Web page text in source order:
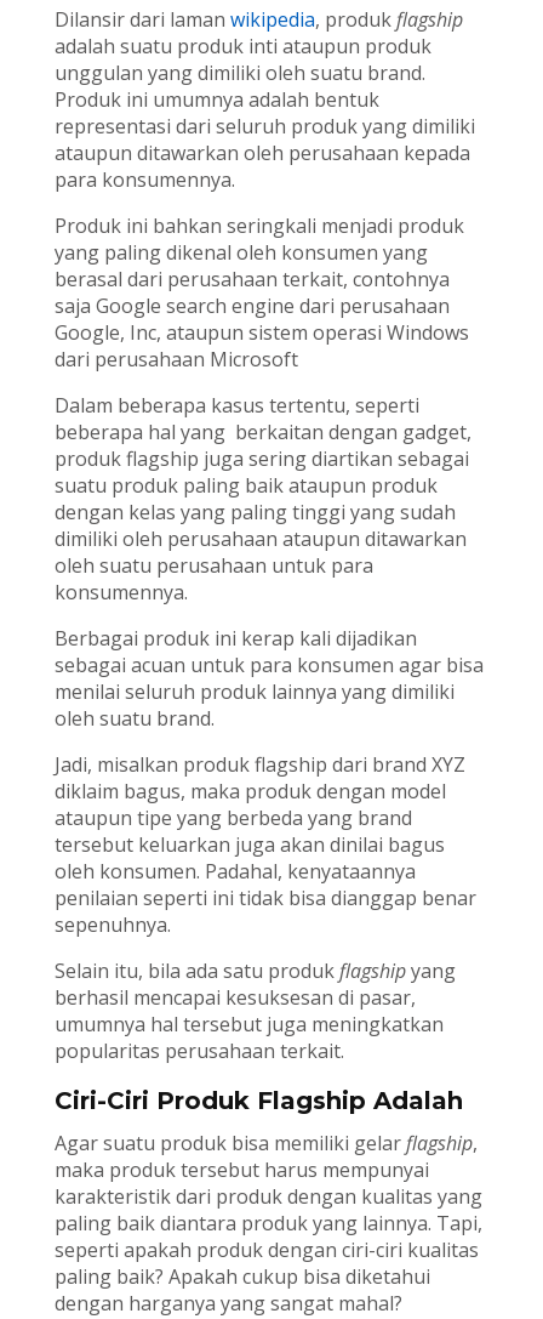
Dilansir dari laman wikipedia, produkflagship
adalah suatu produk inti ataupun produk
unggulan yang dimiliki oleh suatu brand.
Produk ini umumnya adalah bentuk
representasi dari seluruh produk yang dimiliki
ataupun ditawarkan oleh perusahaan kepada
para konsumennya.
Produk ini bahkan seringkali menjadi produk
yang paling dikenal oleh konsumen yang
berasal dari perusahaan terkait, contohnya
saja Google search engine dari perusahaan
Google, Inc, ataupun sistem operasi Windows
dari perusahaan Microsoft
Dalam beberapa kasus tertentu, seperti
beberapa hal yang berkaitan dengan gadget,
produk flagship juga sering diartikan sebagai
suatu produk paling baik ataupun produk
dengan kelas yang paling tinggi yang sudah
dimiliki oleh perusahaan ataupun ditawarkan
oleh suatu perusahaan untuk para
konsumennya.
Berbagai produk ini kerap kali dijadikan
sebagai acuan untuk para konsumen agar bisa
menilai seluruh produk lainnya yang dimiliki
oleh suatu brand.
Jadi, misalkan produk flagship dari brand XYZ
diklaim bagus, maka produk dengan model
ataupun tipe yang berbeda yang brand
tersebut keluarkan juga akan dinilai bagus
oleh konsumen. Padahal, kenyataannya
penilaian seperti ini tidak bisa dianggap benar
sepenuhnya.
Selain itu, bila ada satu produkflagshipyang
berhasil mencapai kesuksesan di pasar,
umumnya hal tersebut juga meningkatkan
popularitas perusahaan terkait.
Ciri-Ciri Produk Flagship Adalah
Agar suatu produk bisa memiliki gelarflagship,
maka produk tersebut harus mempunyai
karakteristik dari produk dengan kualitas yang
paling baik diantara produk yang lainnya. Tapi,
seperti apakah produk dengan ciri-ciri kualitas
paling baik? Apakah cukup bisa diketahui
dengan harganya yang sangat mahal?